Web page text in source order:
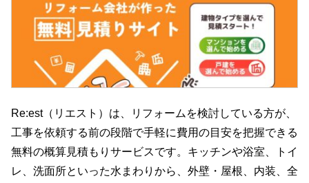
Re:est（リエスト）は、リフォームを検討している方が、
工事を依頼する前の段階で手軽に費用の目安を把握できる
無料の概算見積もりサービスです。キッチンや浴室、トイ
レ、洗面所といった水まわりから、外壁・屋根、内装、全